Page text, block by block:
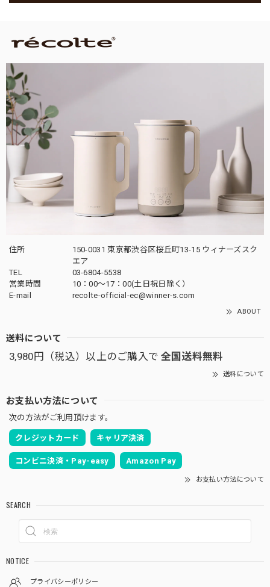
住所
150-0031 東京都渋谷区桜丘町13-15 ウィナーズスク
エア
TEL
03-6804-5538
営業時間
10：00〜17：00(土日祝日除く）
E-mail
recolte-official-ec@winner-s.com
ABOUT
送料について
3,980円（税込）以上のご購入で 全国送料無料
送料について
お支払い方法について
次の方法がご利用頂けます。
クレジットカード キャリア決済
コンビニ決済・Pay-easy Amazon Pay
お支払い方法について
SEARCH
NOTICE
プライバシーポリシー